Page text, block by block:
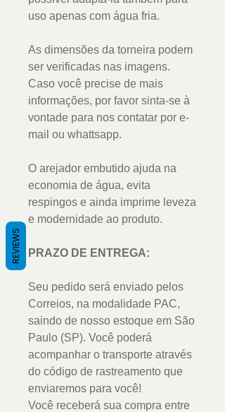
uso apenas com água fria.
As dimensões da torneira podem
ser verificadas nas imagens.
Caso você precise de mais
informações, por favor sinta-se à
vontade para nos contatar por e-
mail ou whattsapp.
O arejador embutido ajuda na
economia de água, evita
respingos e ainda imprime leveza
e modernidade ao produto.
PRAZO DE ENTREGA:
Seu pedido será enviado pelos
Correios, na modalidade PAC,
saindo de nosso estoque em São
Paulo (SP). Você poderá
acompanhar o transporte através
do código de rastreamento que
enviaremos para você!
Você receberá sua compra entre
REVIEWS